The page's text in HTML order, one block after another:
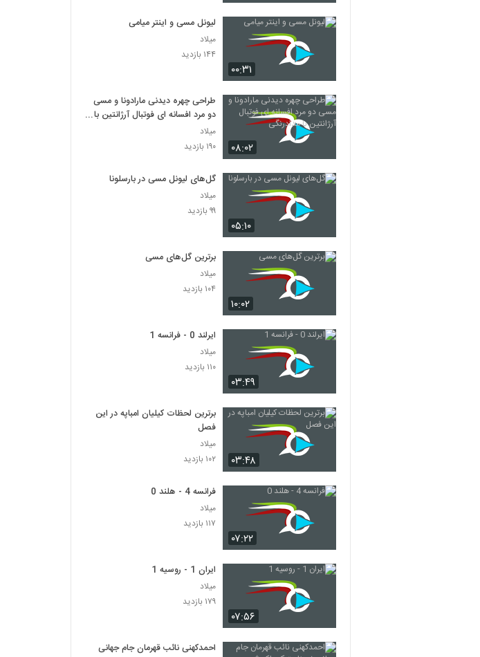
۰۰:۳۱
لیونل مسی و اینتر میامی
میلاد
۱۴۴ بازدید
۰۸:۰۲
طراحی چهره دیدنی مارادونا و مسی
دو مرد افسانه ای فوتبال آرژانتین با
مدادرنگی
میلاد
۱۹۰ بازدید
۰۵:۱۰
گل‌های لیونل مسی در بارسلونا
میلاد
۹۹ بازدید
۱۰:۰۲
برترین گل‌های مسی
میلاد
۱۰۴ بازدید
۰۳:۴۹
ایرلند 0 - فرانسه 1
میلاد
۱۱۰ بازدید
۰۳:۴۸
برترین لحظات کیلیان امباپه در این
فصل
میلاد
۱۰۲ بازدید
۰۷:۲۲
فرانسه 4 - هلند 0
میلاد
۱۱۷ بازدید
۰۷:۵۶
ایران 1 - روسیه 1
میلاد
۱۷۹ بازدید
احمدکهنی نائب قهرمان جام جهانی